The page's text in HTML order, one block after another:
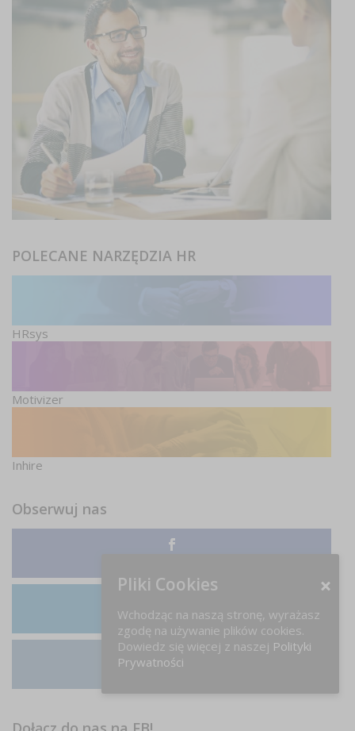
POLECANE NARZĘDZIA HR
HRsys
Motivizer
Inhire
Obserwuj nas
LinkedIn
Pliki Cookies
Wchodząc na naszą stronę, wyrażasz
zgodę na używanie plików cookies.
Dowiedz się więcej z naszej Polityki
Prywatności